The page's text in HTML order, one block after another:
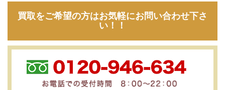
買取をご希望の方はお気軽にお問い合わせ下さ
い！！